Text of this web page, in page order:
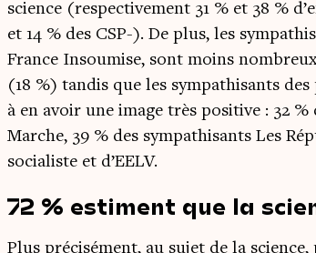
science (res­pec­ti­ve­ment 31 % et 38 %
et 14 % des CSP-). De plus, les
France Insou­mise, sont moins
(18 %) tan­dis que les sym­pa­thi­sants
à en avoir une image très posi­tive : 32
Marche, 39 % des sym­pa­thi­sants Les
socia­liste et d’EELV.
72 % estiment que la
Plus pré­ci­sé­ment, au sujet de la